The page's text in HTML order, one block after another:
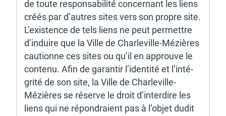
de toute respon­sa­bi­lité concer­nant les liens
créés par d’autres sites vers son propre site.
L’exis­tence de tels liens ne peut permettre
d’in­duire que la Ville de Char­le­ville-Mézières
cautionne ces sites ou qu’il en approuve le
contenu. Afin de garan­tir l’iden­tité et l’in­té­
grité de son site, la Ville de Char­le­ville-
Mézières se réserve le droit d’in­ter­dire les
liens qui ne répon­draient pas à l’objet dudit